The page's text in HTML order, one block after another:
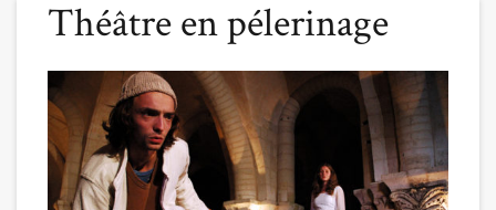
Théâtre en pélerinage